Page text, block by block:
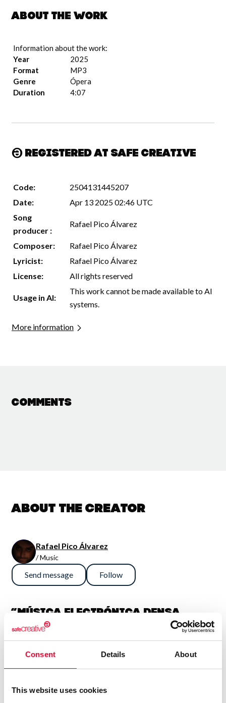
Consent Details About
This website uses cookies
About the work
Information about the work:
Year
2025
Format
MP3
Genre
Ópera
Duration
4:07
Registered at Safe Creative
Code:
2504131445207
Date:
Apr 13 2025 02:46 UTC
Song
producer :
Rafael Pico Álvarez
Composer:
Rafael Pico Álvarez
Lyricist:
Rafael Pico Álvarez
License:
All rights reserved
Usage in AI:
This work cannot be made available to AI
systems.
More information
Comments
About the creator
Rafael Pico Álvarez
/ Music
Send message Follow
“Música electrónica densa,
sinfónica y potente. En general
son así, aunque también me
gusta la guitarra fuerte, con lo
que algún tema es más bien hard